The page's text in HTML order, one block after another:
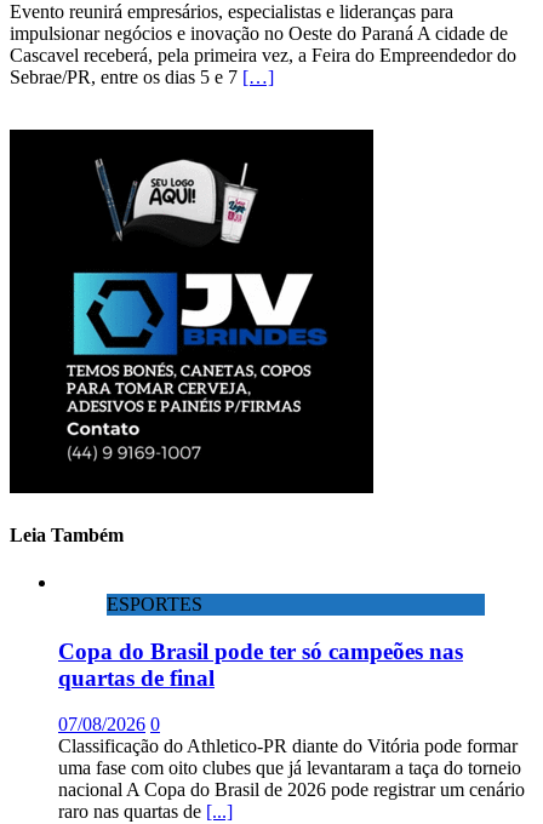
Evento reunirá empresários, especialistas e lideranças para
impulsionar negócios e inovação no Oeste do Paraná A cidade de
Cascavel receberá, pela primeira vez, a Feira do Empreendedor do
Sebrae/PR, entre os dias 5 e 7 […]
Leia Também
ESPORTES
Copa do Brasil pode ter só campeões nas
quartas de final
07/08/2026 0
Classificação do Athletico-PR diante do Vitória pode formar
uma fase com oito clubes que já levantaram a taça do torneio
nacional A Copa do Brasil de 2026 pode registrar um cenário
raro nas quartas de [...]